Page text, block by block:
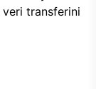
veri transferini